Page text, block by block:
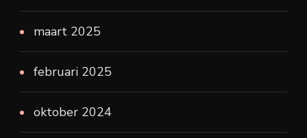
maart 2025
februari 2025
oktober 2024